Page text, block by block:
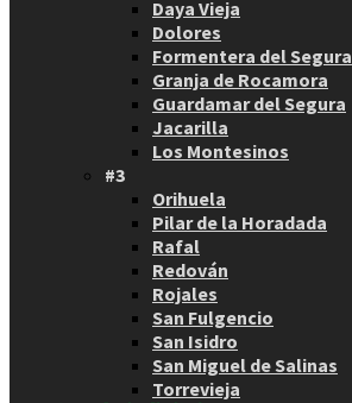
Daya Vieja
Dolores
Formentera del Segura
Granja de Rocamora
Guardamar del Segura
Jacarilla
Los Montesinos
#3
Orihuela
Pilar de la Horadada
Rafal
Redován
Rojales
San Fulgencio
San Isidro
San Miguel de Salinas
Torrevieja